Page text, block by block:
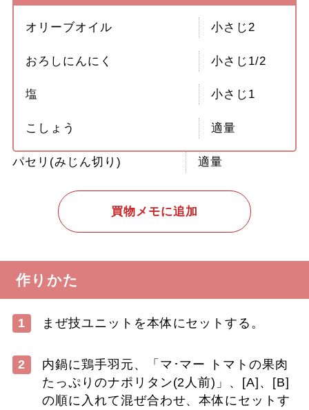
オリーブオイル 小さじ2
おろしにんにく 小さじ1/2
塩 小さじ1
こしょう 適量
パセリ(みじん切り) 適量
買物メモに追加
作りかた
1 まぜ技ユニットを本体にセットする。
2
内鍋に鶏手羽元、「マ･マー トマトの果肉
たっぷりのナポリタン(2人前)」、[A]、[B]
の順に入れて混ぜ合わせ、本体にセットす